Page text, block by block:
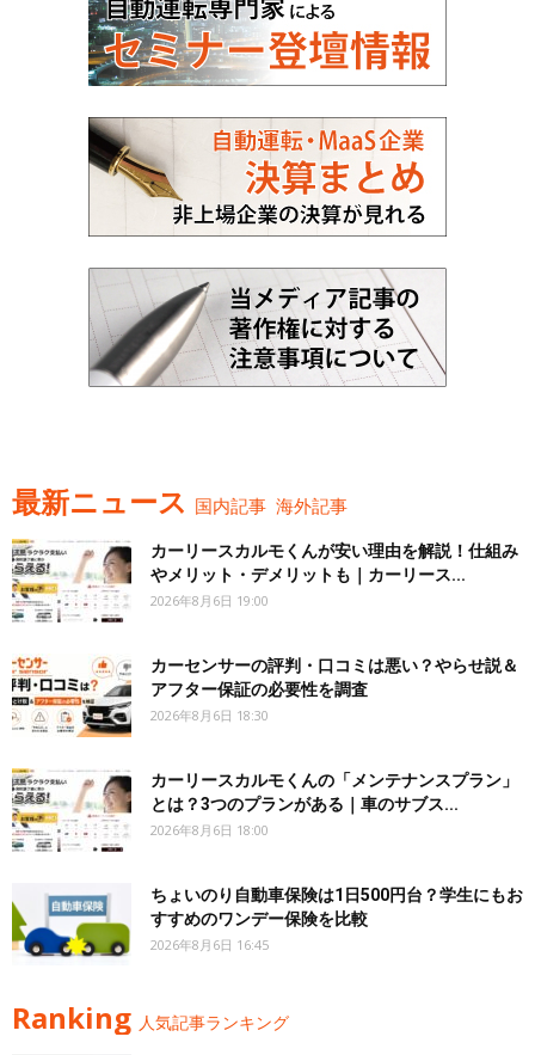
最新ニュース 国内記事 海外記事
カーリースカルモくんが安い理由を解説！仕組み
やメリット・デメリットも｜カーリース...
2026年8月6日 19:00
カーセンサーの評判・口コミは悪い？やらせ説＆
アフター保証の必要性を調査
2026年8月6日 18:30
カーリースカルモくんの「メンテナンスプラン」
とは？3つのプランがある｜車のサブス...
2026年8月6日 18:00
ちょいのり自動車保険は1日500円台？学生にもお
すすめのワンデー保険を比較
2026年8月6日 16:45
Ranking 人気記事ランキング